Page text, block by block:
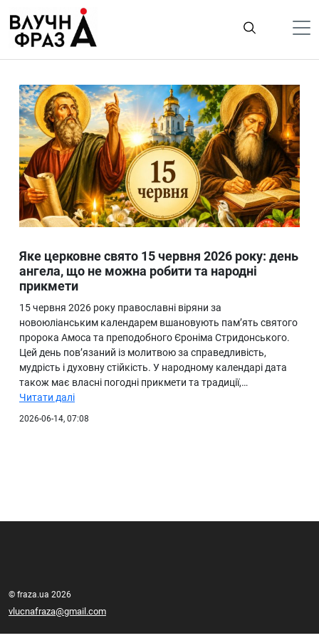
содержимому
Гроші
Життя
Лайфстайл
ТехноНаука
Людина
Ukraine
Про нас
Яке церковне свято 15 червня 2026 року: день
ангела, що не можна робити та народні
прикмети
15 червня 2026 року православні віряни за
новоюліанським календарем вшановують пам’ять святого
пророка Амоса та преподобного Єроніма Стридонського.
Цей день пов’язаний із молитвою за справедливість,
мудрість і духовну стійкість. У народному календарі дата
також має власні погодні прикмети та традиції,…
Читати далі
2026-06-14, 07:08
© fraza.ua 2026
vlucnafraza@gmail.com